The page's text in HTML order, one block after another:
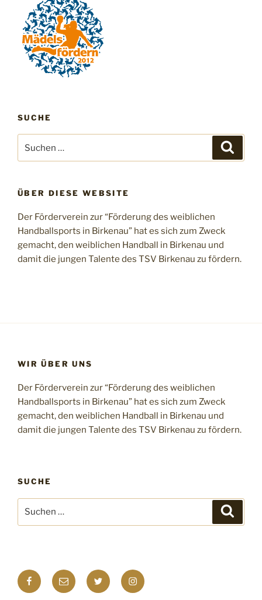
SUCHE
nach:
ÜBER DIESE WEBSITE
Der Förderverein zur “Förderung des weiblichen
Handballsports in Birkenau” hat es sich zum Zweck
gemacht, den weiblichen Handball in Birkenau und
damit die jungen Talente des TSV Birkenau zu fördern.
WIR ÜBER UNS
Der Förderverein zur “Förderung des weiblichen
Handballsports in Birkenau” hat es sich zum Zweck
gemacht, den weiblichen Handball in Birkenau und
damit die jungen Talente des TSV Birkenau zu fördern.
SUCHE
nach:
Facebook
E-
Mail
Twitter Instagram